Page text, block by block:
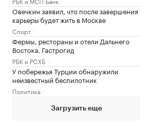
Овечкин заявил, что после завершения
карьеры будет жить в Москве
Спорт
Фермы, рестораны и отели Дальнего
Востока. Гастрогид
РБК и РСХБ
У побережья Турции обнаружили
неизвестный беспилотник
Политика
Загрузить еще